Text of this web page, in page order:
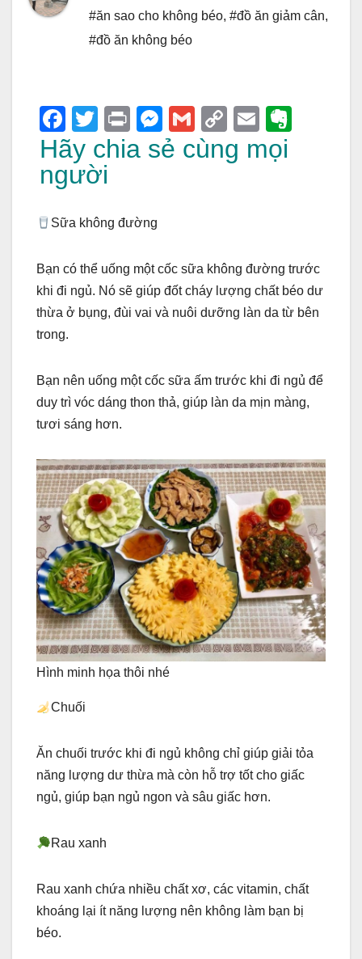
#ăn sao cho không béo, #đồ ăn giảm cân,
#đồ ăn không béo
F
a
c
e
b
o
k
T
wi
tt
Pr
in
M
e
er
G
m
C
o
p
k
E
m
ail
Hãy chia sẻ cùng mọi
người
Sữa không đường
Bạn có thể uống một cốc sữa không đường trước
khi đi ngủ. Nó sẽ giúp đốt cháy lượng chất béo dư
thừa ở bụng, đùi vai và nuôi dưỡng làn da từ bên
trong.
Bạn nên uống một cốc sữa ấm trước khi đi ngủ để
duy trì vóc dáng thon thả, giúp làn da mịn màng,
tươi sáng hơn.
Hình minh họa thôi nhé
Chuối
Ăn chuối trước khi đi ngủ không chỉ giúp giải tỏa
năng lượng dư thừa mà còn hỗ trợ tốt cho giấc
ngủ, giúp bạn ngủ ngon và sâu giấc hơn.
Rau xanh
Rau xanh chứa nhiều chất xơ, các vitamin, chất
khoáng lại ít năng lượng nên không làm bạn bị
béo.